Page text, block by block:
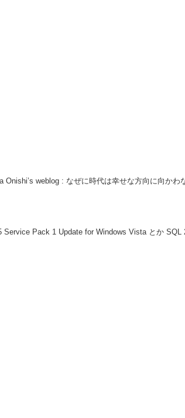
Onishi’s weblog : なぜに時代は幸せな方向に向かわ
Service Pack 1 Update for Windows Vista とか SQL